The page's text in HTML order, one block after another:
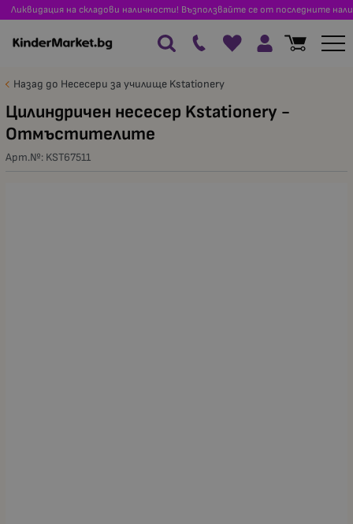
Ликвидация на складови наличности! Възползвайте се от последните
Назад до Несесери за училище Kstationery
Цилиндричен несесер Kstationery -
Отмъстителите
Арт.№: KST67511